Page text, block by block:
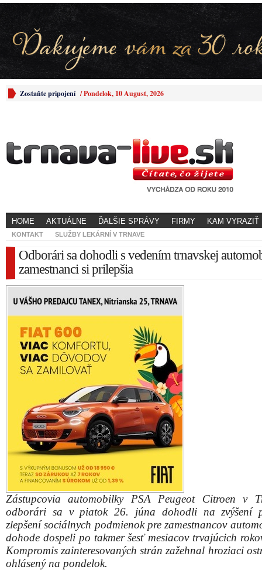
Zostaňte pripojení /Pondelok, 10 August, 2026
HOME AKTUÁLNE ĎALŠIE SPRÁVY FIRMY KAM VYRAZIŤ
KONTAKT SLUŽBY LEKÁRNÍ V TRNAVE
Odborári sa dohodli s vedením trnavskej
zamestnanci si prilepšia
Zástupcovia automobilky PSA Peugeot Citroen v
odborári sa v piatok 26. júna dohodli na zvýšení
zlepšení sociálnych podmienok pre zamestnancov
dohode dospeli po takmer šesť mesiacov trvajúcich
Kompromis zainteresovaných strán zažehnal hroziaci
ohlásený na pondelok.